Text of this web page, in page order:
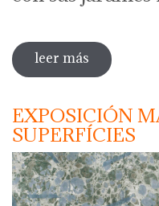
leer más sobre
EXPOSICIÓN
SUPERFÍCIES